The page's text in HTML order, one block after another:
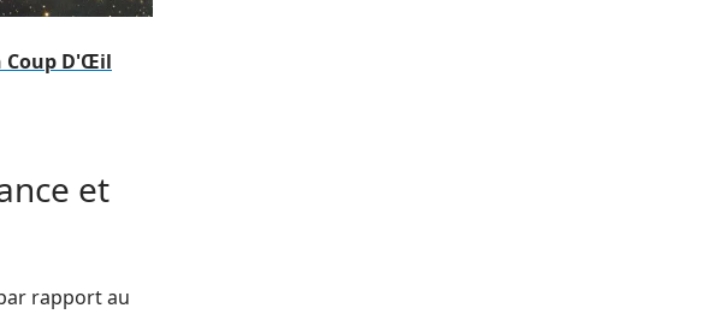
Coup D'Œil
et
rapport au